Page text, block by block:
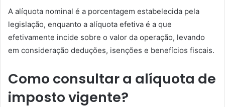
A alíquota nominal é a porcentagem estabelecida pela
legislação, enquanto a alíquota efetiva é a que
efetivamente incide sobre o valor da operação, levando
em consideração deduções, isenções e benefícios fiscais.
Como consultar a alíquota de
imposto vigente?